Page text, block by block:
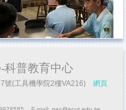
科普教育中心
號(工具機學院2樓VA216) 網頁